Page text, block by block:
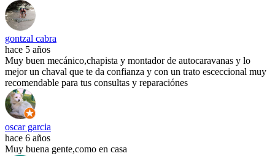
gontzal cabra
hace 5 años
Muy buen mecánico,chapista y montador de autocaravanas y lo
mejor un chaval que te da confianza y con un trato esceccional muy
recomendable para tus consultas y reparaciónes
oscar garcia
hace 6 años
Muy buena gente,como en casa